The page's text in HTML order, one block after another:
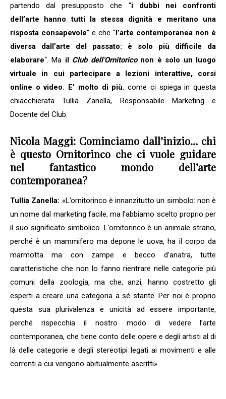
partendo dal presupposto che “i dubbi nei confronti
dell’arte hanno tutti la stessa dignità e meritano una
risposta consapevole” e che “l’arte contemporanea non è
diversa dall’arte del passato: è solo più difficile da
elaborare“. Ma il Club dell’Ornitoriconon è solo un luogo
virtuale in cui partecipare a lezioni interattive, corsi
online o video. E’ molto di più, come ci spiega in questa
chiacchierata Tullia Zanella, Responsabile Marketing e
Docente del Club.
Nicola Maggi: Cominciamo dall’inizio… chi
è questo Ornitorinco che ci vuole guidare
nel fantastico mondo dell’arte
contemporanea?
Tullia Zanella: «L’ornitorinco è innanzitutto un simbolo: non è
un nome dal marketing facile, ma l’abbiamo scelto proprio per
il suo significato simbolico. L’ornitorinco è un animale strano,
perché è un mammifero ma depone le uova, ha il corpo da
marmotta ma con zampe e becco d’anatra, tutte
caratteristiche che non lo fanno rientrare nelle categorie più
comuni della zoologia, ma che, anzi, hanno costretto gli
esperti a creare una categoria a sé stante. Per noi è proprio
questa sua plurivalenza e unicità ad essere importante,
perché rispecchia il nostro modo di vedere l’arte
contemporanea, che tiene conto delle opere e degli artisti al di
là delle categorie e degli stereotipi legati ai movimenti e alle
correnti a cui vengono abitualmente ascritti».